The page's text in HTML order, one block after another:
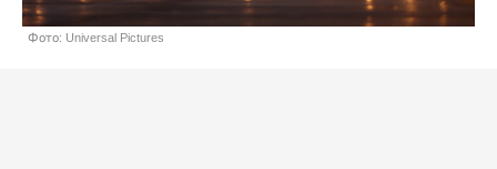
Фото: Universal Pictures